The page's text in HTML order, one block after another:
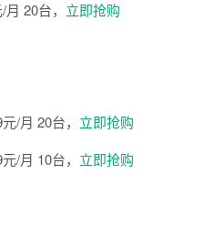
/月 20台， 立即抢购
元/月 20台， 立即抢购
元/月 10台， 立即抢购